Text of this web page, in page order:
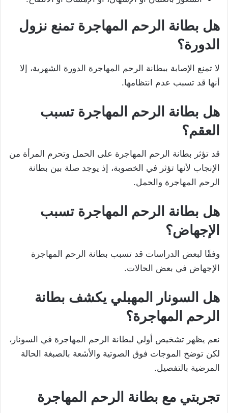
هل بطانة الرحم المهاجرة تمنع نزول
الدورة؟
لا تمنع الإصابة ببطانة الرحم المهاجرة الدورة الشهرية، إلا
أنها قد تسبب عدم انتظامها.
هل بطانة الرحم المهاجرة تسبب
العقم؟
قد تؤثر بطانة الرحم المهاجرة على الحمل وتحرم المرأة من
الإنجاب لأنها تؤثر في الخصوبة، إذ يوجد صلة بين بطانة
الرحم المهاجرة والحمل.
هل بطانة الرحم المهاجرة تسبب
الإجهاض؟
وفقًا لبعض الدراسات قد تسبب بطانة الرحم المهاجرة
الإجهاض في بعض الحالات.
هل السونار المهبلي يكشف بطانة
الرحم المهاجرة؟
نعم يظهر تشخيص أولي لبطانة الرحم المهاجرة في السونار،
لكن توضح الموجات فوق الصوتية والأشعة بالصبغة الحالة
المرضية بالتفصيل.
تجربتي مع بطانة الرحم المهاجرة